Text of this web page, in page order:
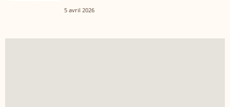
5 avril 2026